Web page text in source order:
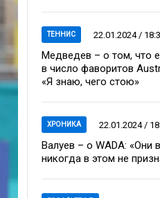
ТЕННИС 22.01.2024 /
Медведев – о том, что
в число фаворитов
«Я знаю, чего стою»
ХРОНИКА 22.01.2024 /
Валуев – о WADA: «Они
никогда в этом не